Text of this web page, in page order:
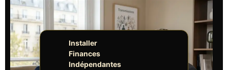
Installer
Finances
Indépendantes